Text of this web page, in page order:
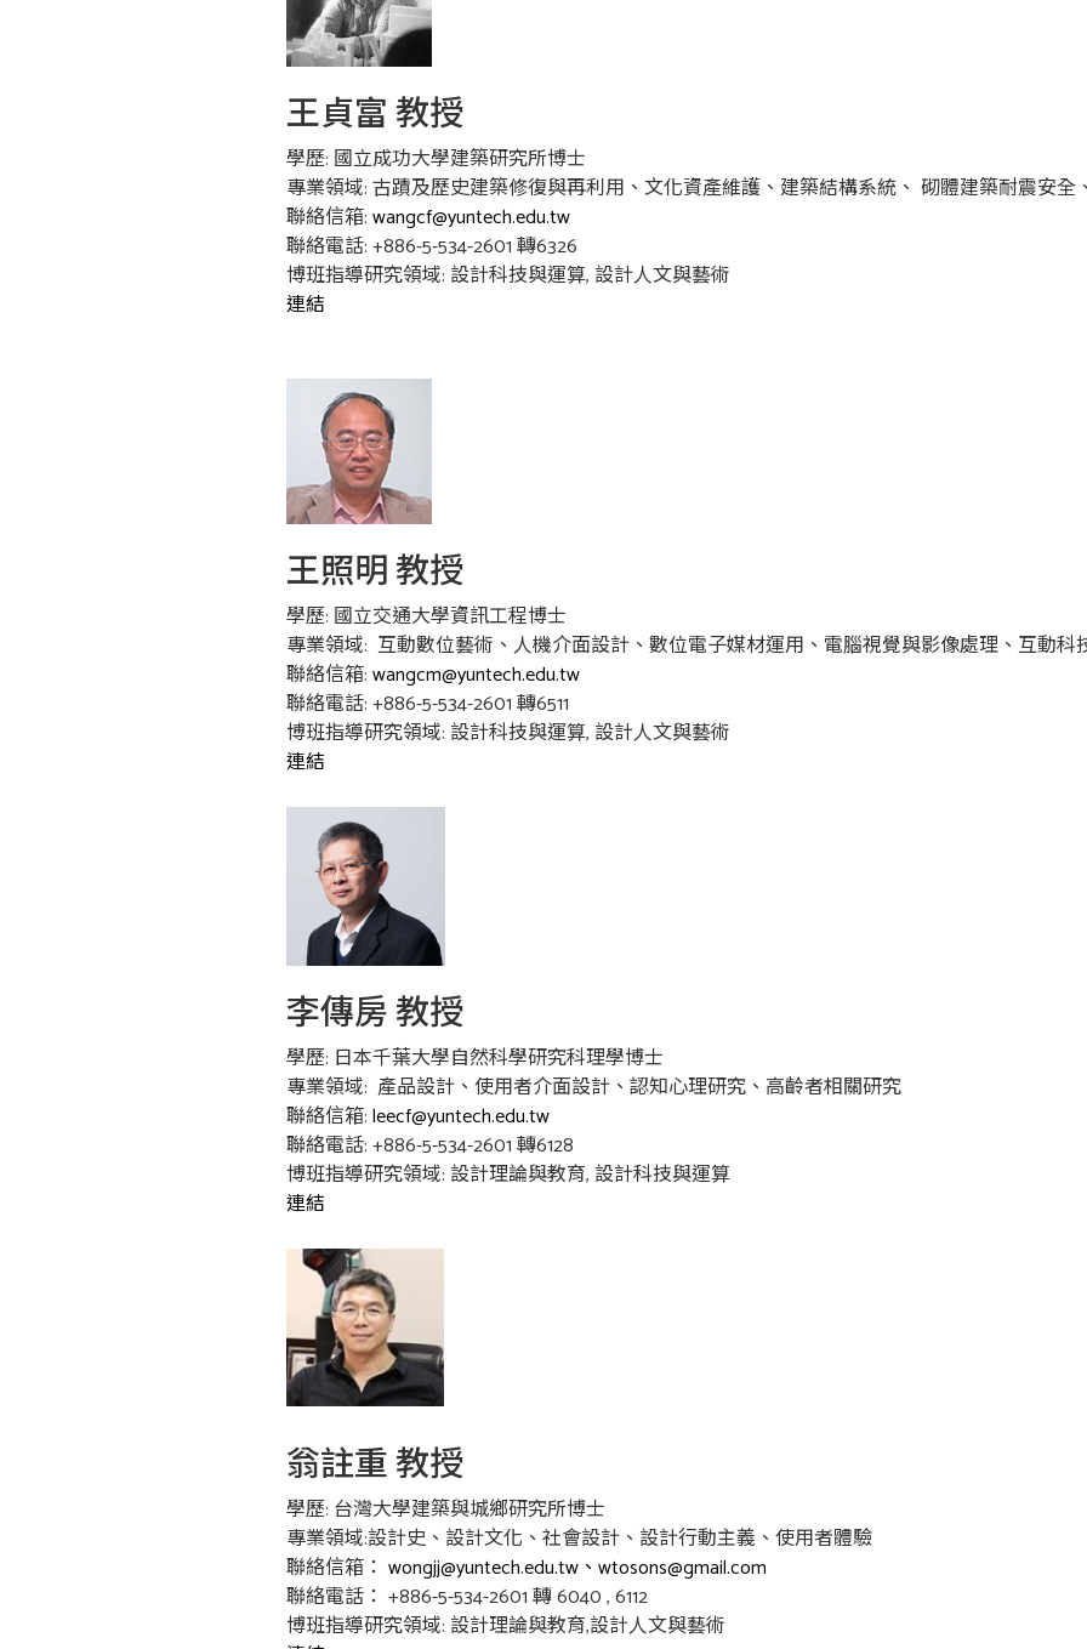
王貞富 教授
學歷: 國立成功大學建築研究所博士
專業領域: 古蹟及歷史建築修復與再利用、文化資產維護、建築結構系統、 砌體建築耐震安全
聯絡信箱:wangcf@yuntech.edu.tw
聯絡電話: +886-5-534-2601 轉6326
博班指導研究領域: 設計科技與運算, 設計人文與藝術
連結
王照明 教授
學歷: 國立交通大學資訊工程博士
專業領域: 互動數位藝術、人機介面設計、數位電子媒材運用、電腦視覺與影像處理、互動科
聯絡信箱:wangcm@yuntech.edu.tw
聯絡電話: +886-5-534-2601 轉6511
博班指導研究領域: 設計科技與運算, 設計人文與藝術
連結
李傳房 教授
學歷: 日本千葉大學自然科學研究科理學博士
專業領域: 產品設計、使用者介面設計、認知心理研究、高齡者相關研究
聯絡信箱:leecf@yuntech.edu.tw
聯絡電話: +886-5-534-2601 轉6128
博班指導研究領域: 設計理論與教育, 設計科技與運算
連結
翁註重 教授
學歷: 台灣大學建築與城鄉研究所博士
專業領域:設計史、設計文化、社會設計、設計行動主義、使用者體驗
聯絡信箱： wongjj@yuntech.edu.tw 、wtosons@gmail.com
聯絡電話： +886-5-534-2601 轉 6040 , 6112
博班指導研究領域: 設計理論與教育,設計人文與藝術